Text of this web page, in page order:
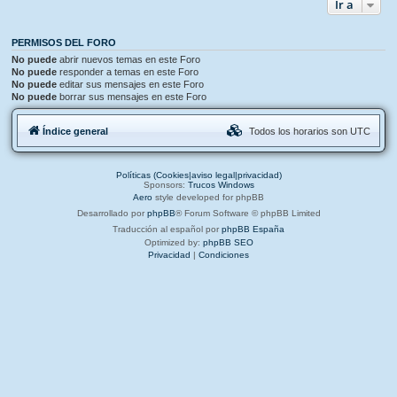
Ir a
PERMISOS DEL FORO
No puede abrir nuevos temas en este Foro
No puede responder a temas en este Foro
No puede editar sus mensajes en este Foro
No puede borrar sus mensajes en este Foro
Índice general Todos los horarios son UTC
Políticas (Cookies|aviso legal|privacidad)
Sponsors: Trucos Windows
Aero style developed for phpBB
Desarrollado por phpBB® Forum Software © phpBB Limited
Traducción al español por phpBB España
Optimized by: phpBB SEO
Privacidad | Condiciones